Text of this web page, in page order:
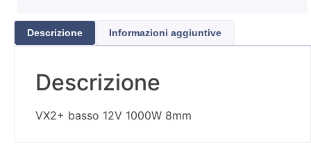
Descrizione Informazioni aggiuntive
Descrizione
VX2+ basso 12V 1000W 8mm